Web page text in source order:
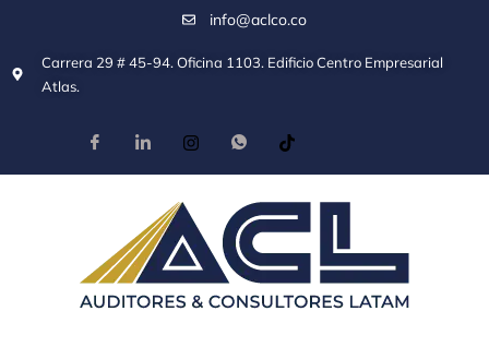
info@aclco.co
Carrera 29 # 45-94. Oficina 1103. Edificio Centro Empresarial
Atlas.